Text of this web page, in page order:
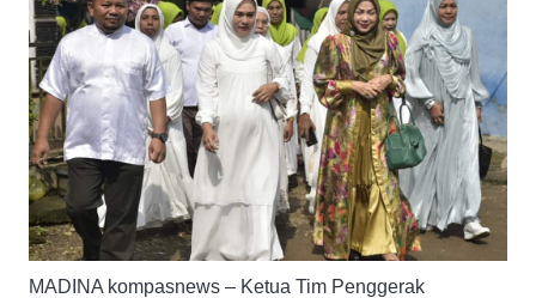
MADINA kompasnews – Ketua Tim Penggerak